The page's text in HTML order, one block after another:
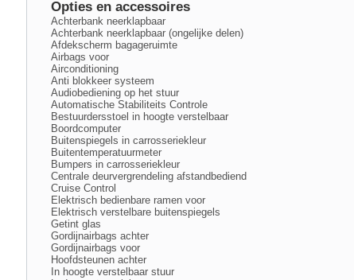
Opties en accessoires
Achterbank neerklapbaar
Achterbank neerklapbaar (ongelijke delen)
Afdekscherm bagageruimte
Airbags voor
Airconditioning
Anti blokkeer systeem
Audiobediening op het stuur
Automatische Stabiliteits Controle
Bestuurdersstoel in hoogte verstelbaar
Boordcomputer
Buitenspiegels in carrosseriekleur
Buitentemperatuurmeter
Bumpers in carrosseriekleur
Centrale deurvergrendeling afstandbediend
Cruise Control
Elektrisch bedienbare ramen voor
Elektrisch verstelbare buitenspiegels
Getint glas
Gordijnairbags achter
Gordijnairbags voor
Hoofdsteunen achter
In hoogte verstelbaar stuur